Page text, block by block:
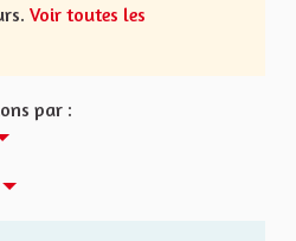
Voir toutes les
par :